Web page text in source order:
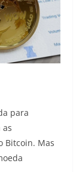
para
Bitcoin. Mas